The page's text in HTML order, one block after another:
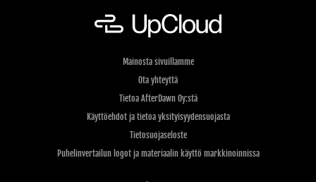
Mainosta sivuillamme
Ota yhteyttä
Tietoa AfterDawn Oy:stä
Käyttöehdot ja tietoa yksityisyydensuojasta
Tietosuojaseloste
Puhelinvertailun logot ja materiaalin käyttö markkinoinnissa